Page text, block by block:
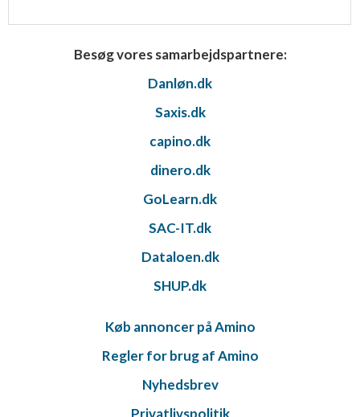
Besøg vores samarbejdspartnere:
Danløn.dk
Saxis.dk
capino.dk
dinero.dk
GoLearn.dk
SAC-IT.dk
Dataloen.dk
SHUP.dk
Køb annoncer på Amino
Regler for brug af Amino
Nyhedsbrev
Privatlivspolitik